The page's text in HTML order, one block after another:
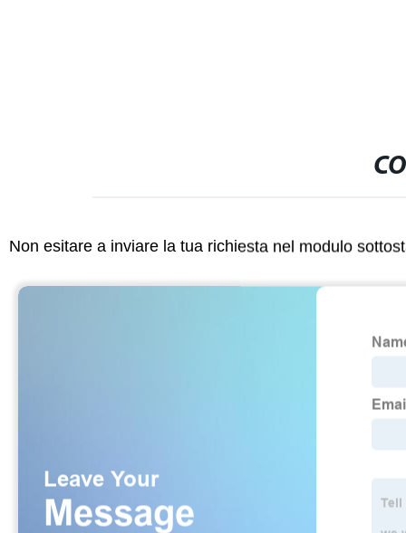
Non esitare a inviare la tua richiesta nel modulo